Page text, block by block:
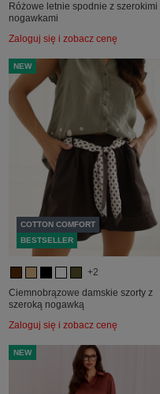
Różowe letnie spodnie z szerokimi
nogawkami
Zaloguj się i zobacz cenę
NEW
COTTON COMFORT
BESTSELLER
+2
Ciemnobrązowe damskie szorty z
szeroką nogawką
Zaloguj się i zobacz cenę
NEW